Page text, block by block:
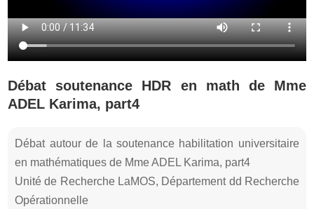
Débat soutenance HDR en math de Mme
ADEL Karima, part4
Débat autour de la soutenance habilitation universitaire
en mathématiques de Mme ADEL Karima, part4
Unité de Recherche LaMOS, Département dd Recherche
Opérationnelle